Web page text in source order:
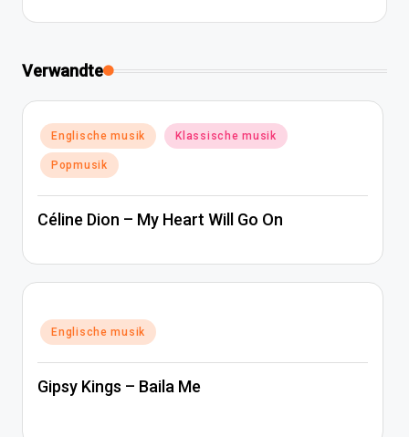
Verwandte
Posted
in
Englische musik Klassische musik
Popmusik
Céline Dion – My Heart Will Go On
Posted
in
Englische musik
Gipsy Kings – Baila Me